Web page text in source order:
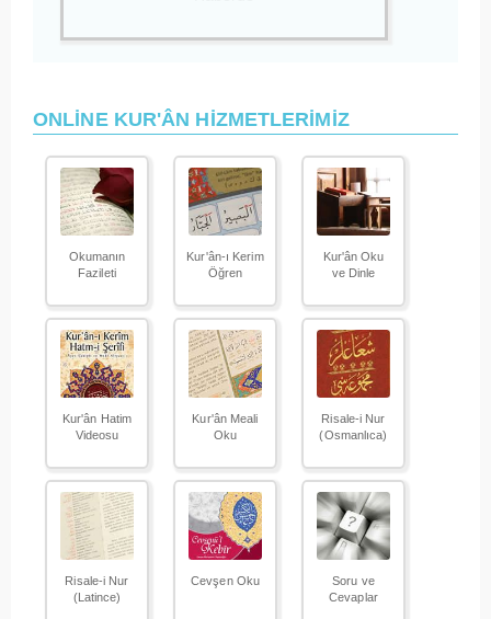
ONLİNE KUR'ÂN HİZMETLERİMİZ
Okumanın
Fazileti
Kur'ân-ı Kerim
Öğren
Kur'ân Oku
ve Dinle
Kur'ân Hatim
Videosu
Kur'ân Meali
Oku
Risale-i Nur
(Osmanlıca)
Risale-i Nur
(Latince)
Cevşen Oku
Soru ve
Cevaplar